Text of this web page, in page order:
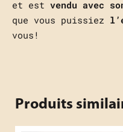
et est vendu avec
que vous puissiez
vous!
Produits